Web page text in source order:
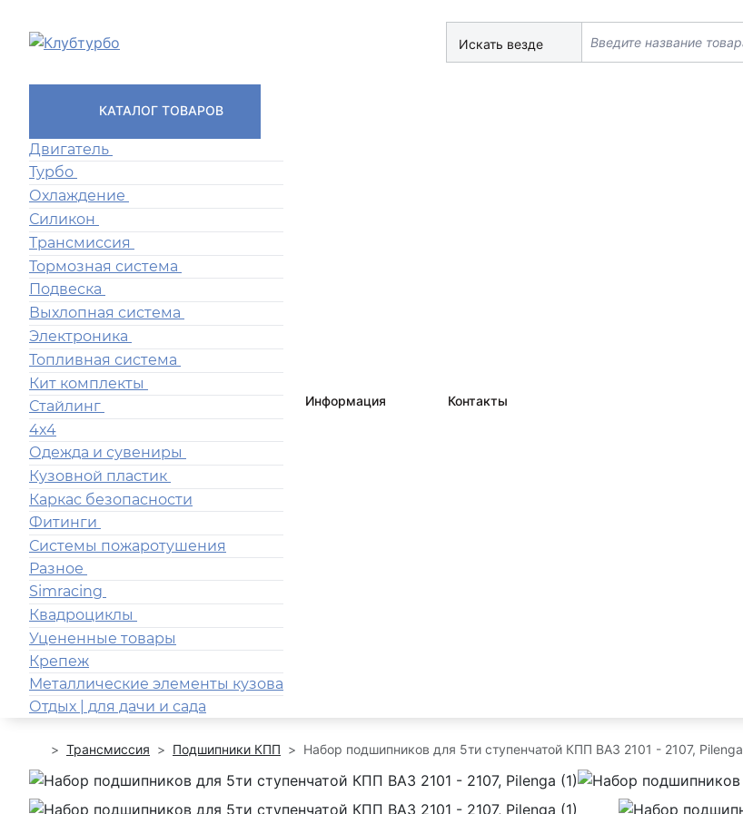
Искать везде
КАТАЛОГ ТОВАРОВ
Двигатель
Турбо
Охлаждение
Силикон
Трансмиссия
Тормозная система
Подвеска
Выхлопная система
Электроника
Топливная система
Кит комплекты
Стайлинг
4x4
Одежда и сувениры
Кузовной пластик
Каркас безопасности
Фитинги
Системы пожаротушения
Разное
Simracing
Квадроциклы
Уцененные товары
Крепеж
Металлические элементы кузова
Отдых | для дачи и сада
Информация Контакты
Трансмиссия Подшипники КПП Набор подшипников для 5ти ступенчатой КПП ВАЗ 2101 - 2107, Pilenga